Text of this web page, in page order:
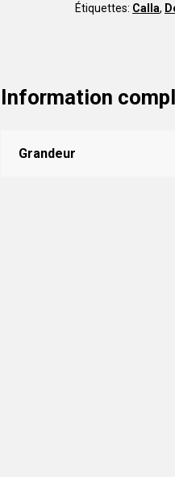
Étiquettes: Calla,
Information
Grandeur